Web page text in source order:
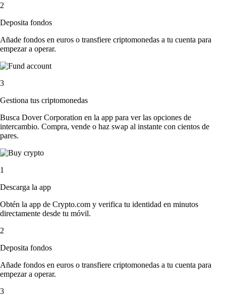
2
Deposita fondos
Añade fondos en euros o transfiere criptomonedas a tu cuenta para
empezar a operar.
3
Gestiona tus criptomonedas
Busca Dover Corporation en la app para ver las opciones de
intercambio. Compra, vende o haz swap al instante con cientos de
pares.
1
Descarga la app
Obtén la app de Crypto.com y verifica tu identidad en minutos
directamente desde tu móvil.
2
Deposita fondos
Añade fondos en euros o transfiere criptomonedas a tu cuenta para
empezar a operar.
3